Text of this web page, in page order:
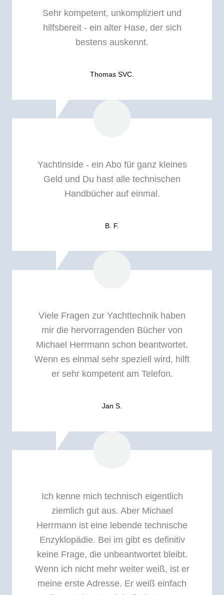
Sehr kompetent, unkompliziert und
hilfsbereit - ein alter Hase, der sich
bestens auskennt.
Thomas SVC.
Yachtinside - ein Abo für ganz kleines
Geld und Du hast alle technischen
Handbücher auf einmal.
B. F.
Viele Fragen zur Yachttechnik haben
mir die hervorragenden Bücher von
Michael Herrmann schon beantwortet.
Wenn es einmal sehr speziell wird, hilft
er sehr kompetent am Telefon.
Jan S.
Ich kenne mich technisch eigentlich
ziemlich gut aus. Aber Michael
Herrmann ist eine lebende technische
Enzyklopädie. Bei im gibt es definitiv
keine Frage, die unbeantwortet bleibt.
Wenn ich nicht mehr weiter weiß, ist er
meine erste Adresse. Er weiß einfach